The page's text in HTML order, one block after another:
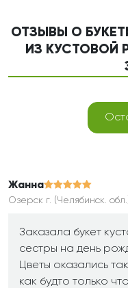
ОТЗЫВЫ О
ИЗ КУСТОВОЙ
Жанна
Озерск г. (Челябинск.
Заказала букет
сестры на день
Цветы оказались
как будто только